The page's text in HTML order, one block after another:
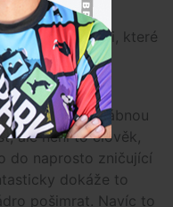
Předáci
jsou často lidi, které
ale není to ta
není zrovna vábnou
ale není to člověk,
do naprosto zničující
dokáže to
pošimrat. Navíc to